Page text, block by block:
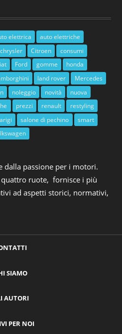
elettrica
auto elettriche
chrysler Citroen
consumi
Ford gomme
honda
land rover
Mercedes
noleggio novità
nuova
prezzi renault
restyling
salone di pechino
smart
dalla passione per i motori.
ruote, fornisce i più
ad aspetti storici, normativi,
SIAMO
AUTORI
PER NOI